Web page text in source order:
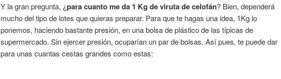
Y la gran pregunta, ¿para cuanto me da 1 Kg de viruta de celofán? Bien, dependerá
mucho del tipo de lotes que quieras preparar. Para que te hagas una idea, 1Kg lo
ponemos, haciendo bastante presión, en una bolsa de plástico de las típicas de
supermercado. Sin ejercer presión, ocuparían un par de bolsas. Así pues, te puede dar
para unas cuantas cestas grandes como estas: